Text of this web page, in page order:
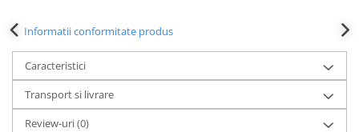
Informatii conformitate produs
Caracteristici
Transport si livrare
Review-uri(0)